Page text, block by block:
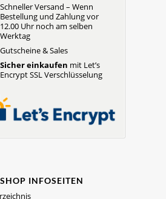
Schneller Versand – Wenn
Bestellung und Zahlung vor
12.00 Uhr noch am selben
Werktag
Gutscheine & Sales
Sicher einkaufen mit Let’s
Encrypt SSL Verschlüsselung
INFOSEITEN